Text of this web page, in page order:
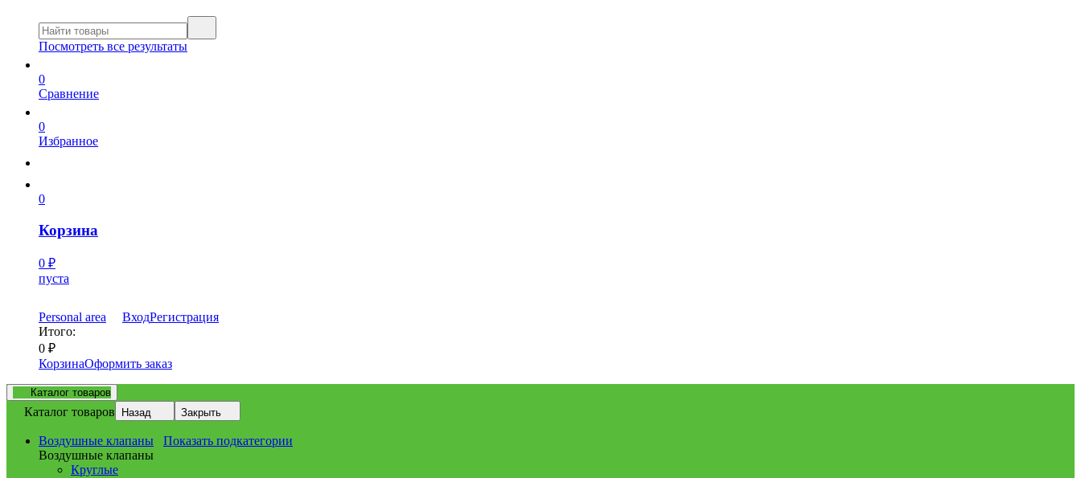
Посмотреть все результаты
0
Сравнение
0
Избранное
0
Корзина
0 ₽
пуста
Personal area ВходРегистрация
Итого:
0 ₽
КорзинаОформить заказ
Каталог товаров
Каталог товаров Назад Закрыть
Воздушные клапаны
Показать подкатегории
Воздушные клапаны
Круглые